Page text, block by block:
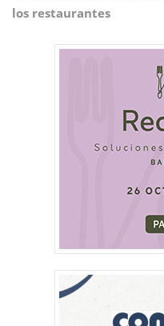
los restaurantes